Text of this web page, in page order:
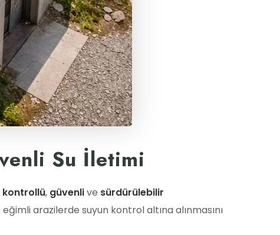
Su İletimi
kontrollü, güvenlive sürdürülebilir
arazilerde suyun kontrol altına alınmasını